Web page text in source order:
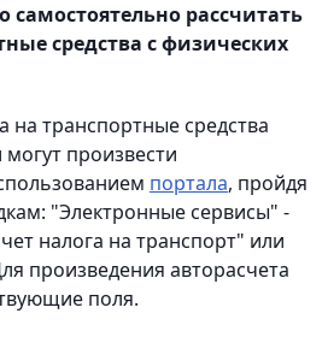
самостоятельно рассчитать
средства с физических
на транспортные средства
произвести
портала, пройдя
"Электронные сервисы" -
налога на транспорт" или
произведения авторасчета
поля.